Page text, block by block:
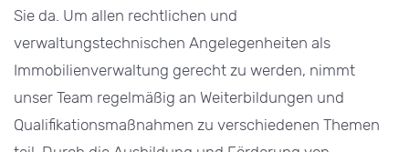
Sie da. Um allen rechtlichen und
verwaltungstechnischen Angelegenheiten als
Immobilienverwaltung gerecht zu werden, nimmt
unser Team regelmäßig an Weiterbildungen und
Qualifikationsmaßnahmen zu verschiedenen Themen